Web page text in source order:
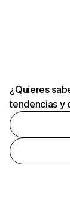
¿Quieres
tendencias y